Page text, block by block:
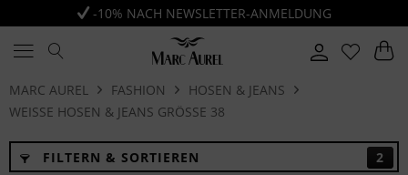
-10% NACH NEWSLETTER-ANMELDUNG
MARC AUREL FASHION
HOSEN & JEANS
WEISSE HOSEN & JEANS GRÖSSE 38
FILTERN & SORTIEREN 2